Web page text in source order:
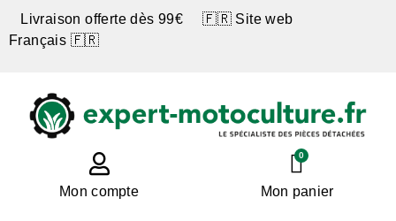
Livraison offerte dès 99€ 🇫🇷 Site web
Français 🇫🇷
Mon compte
0
Mon panier